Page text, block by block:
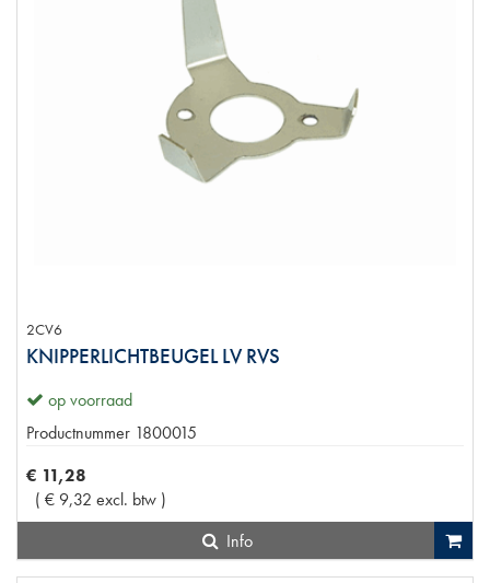
2CV6
KNIPPERLICHTBEUGEL LV RVS
op voorraad
Productnummer 1800015
€ 11,28
( € 9,32 excl. btw )
Info